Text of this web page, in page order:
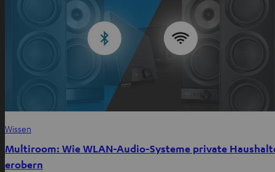
Wissen
Multiroom: Wie WLAN-Audio-Systeme private
erobern